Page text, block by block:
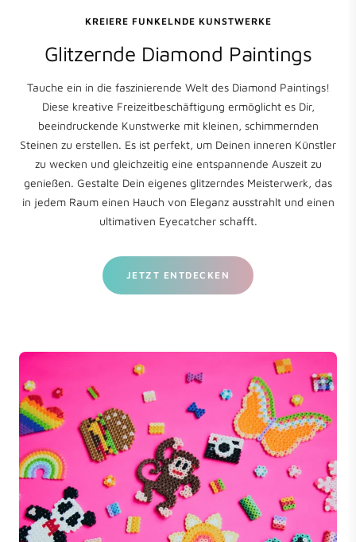
KREIERE FUNKELNDE KUNSTWERKE
Glitzernde Diamond Paintings
Tauche ein in die faszinierende Welt des Diamond Paintings!
Diese kreative Freizeitbeschäftigung ermöglicht es Dir,
beeindruckende Kunstwerke mit kleinen, schimmernden
Steinen zu erstellen. Es ist perfekt, um Deinen inneren Künstler
zu wecken und gleichzeitig eine entspannende Auszeit zu
genießen. Gestalte Dein eigenes glitzerndes Meisterwerk, das
in jedem Raum einen Hauch von Eleganz ausstrahlt und einen
ultimativen Eyecatcher schafft.
JETZT ENTDECKEN